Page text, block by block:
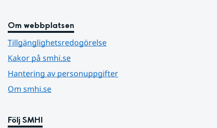
Om webbplatsen
Tillgänglighetsredogörelse
Kakor på smhi.se
Hantering av personuppgifter
Om smhi.se
Följ SMHI